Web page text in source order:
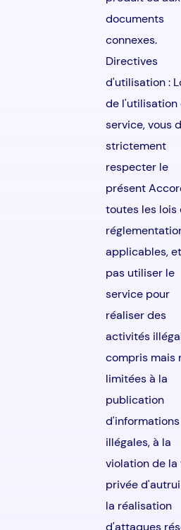
documents
connexes.
Directives
d'utilisation :
de l'utilisation
service, vous
strictement
respecter le
présent
toutes les lois
applicables,
pas utiliser le
service pour
réaliser des
activités
compris mais
limitées à la
publication
d'informations
illégales, à la
violation de la
privée
la réalisation
d'attaques